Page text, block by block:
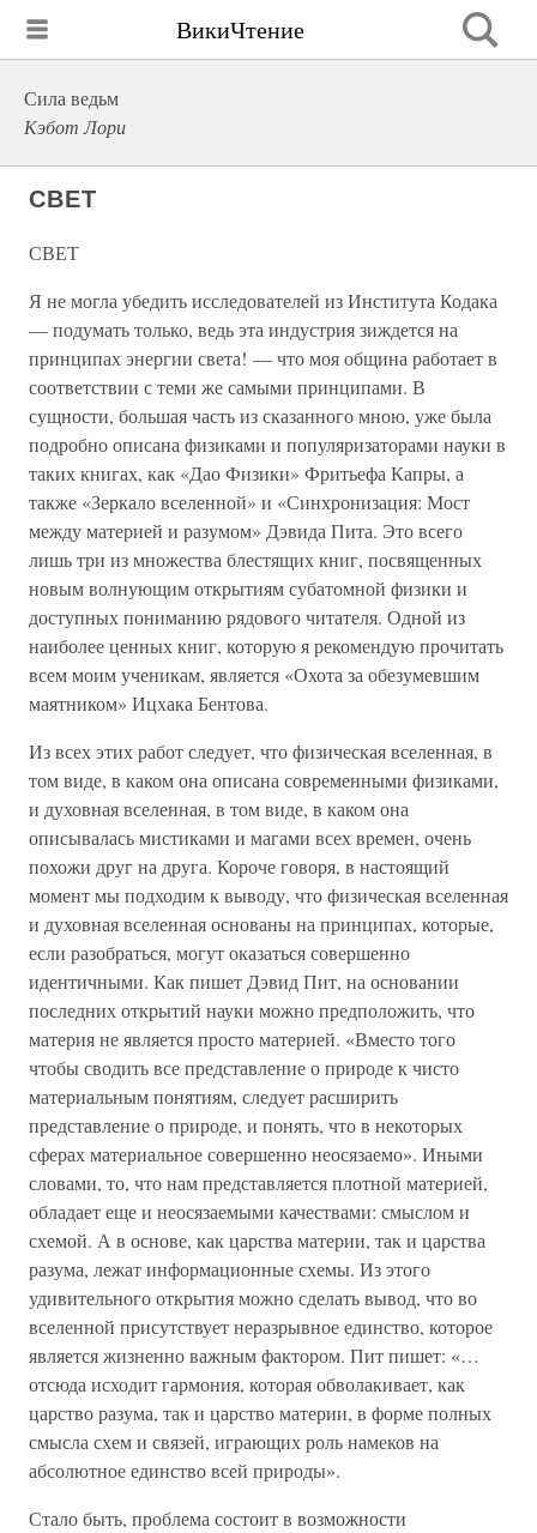
ВикиЧтение
Сила ведьм
Кэбот Лори
СВЕТ
СВЕТ
Я не могла убедить исследователей из Института Кодака
— подумать только, ведь эта индустрия зиждется на
принципах энергии света! — что моя община работает в
соответствии с теми же самыми принципами. В
сущности, большая часть из сказанного мною, уже была
подробно описана физиками и популяризаторами науки в
таких книгах, как «Дао Физики» Фритьефа Капры, а
также «Зеркало вселенной» и «Синхронизация: Мост
между материей и разумом» Дэвида Пита. Это всего
лишь три из множества блестящих книг, посвященных
новым волнующим открытиям субатомной физики и
доступных пониманию рядового читателя. Одной из
наиболее ценных книг, которую я рекомендую прочитать
всем моим ученикам, является «Охота за обезумевшим
маятником» Ицхака Бентова.
Из всех этих работ следует, что физическая вселенная, в
том виде, в каком она описана современными физиками,
и духовная вселенная, в том виде, в каком она
описывалась мистиками и магами всех времен, очень
похожи друг на друга. Короче говоря, в настоящий
момент мы подходим к выводу, что физическая вселенная
и духовная вселенная основаны на принципах, которые,
если разобраться, могут оказаться совершенно
идентичными. Как пишет Дэвид Пит, на основании
последних открытий науки можно предположить, что
материя не является просто материей. «Вместо того
чтобы сводить все представление о природе к чисто
материальным понятиям, следует расширить
представление о природе, и понять, что в некоторых
сферах материальное совершенно неосязаемо». Иными
словами, то, что нам представляется плотной материей,
обладает еще и неосязаемыми качествами: смыслом и
схемой. А в основе, как царства материи, так и царства
разума, лежат информационные схемы. Из этого
удивительного открытия можно сделать вывод, что во
вселенной присутствует неразрывное единство, которое
является жизненно важным фактором. Пит пишет: «…
отсюда исходит гармония, которая обволакивает, как
царство разума, так и царство материи, в форме полных
смысла схем и связей, играющих роль намеков на
абсолютное единство всей природы».
Стало быть, проблема состоит в возможности